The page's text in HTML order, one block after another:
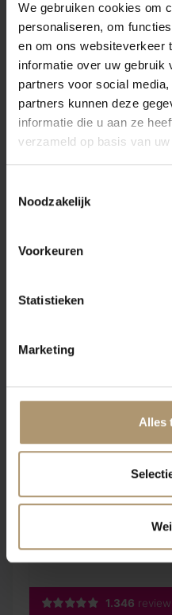
We gebruiken cookies om
personaliseren, om
en om ons websiteverkeer
informatie over uw gebruik
partners voor social
partners kunnen deze
informatie die u aan ze
verzameld op basis van
Noodzakelijk
Voorkeuren
Statistieken
Marketing
Alles
Druivensoort(en)
di Lugana druiven.
Vinificatie
Traditionele vinificatie.
Proefnotities
Mooie strogele kleur met
droog met een klein
Te serveren bij visgerechten,
Klantbeoordelingen